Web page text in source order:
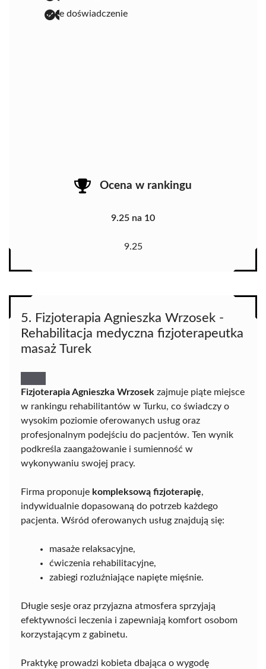
duże doświadczenie
Ocena w rankingu
9.25 na 10
9.25
5. Fizjoterapia Agnieszka Wrzosek -
Rehabilitacja medyczna fizjoterapeutka
masaż Turek
Fizjoterapia Agnieszka Wrzosek zajmuje piąte miejsce
w rankingu rehabilitantów w Turku, co świadczy o
wysokim poziomie oferowanych usług oraz
profesjonalnym podejściu do pacjentów. Ten wynik
podkreśla zaangażowanie i sumienność w
wykonywaniu swojej pracy.
Firma proponuje kompleksową fizjoterapię,
indywidualnie dopasowaną do potrzeb każdego
pacjenta. Wśród oferowanych usług znajdują się:
masaże relaksacyjne,
ćwiczenia rehabilitacyjne,
zabiegi rozluźniające napięte mięśnie.
Długie sesje oraz przyjazna atmosfera sprzyjają
efektywności leczenia i zapewniają komfort osobom
korzystającym z gabinetu.
Praktykę prowadzi kobieta dbająca o wygodę